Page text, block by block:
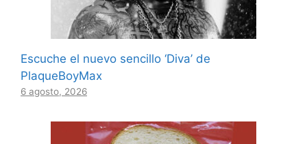
Escuche el nuevo sencillo ‘Diva’ de
PlaqueBoyMax
6 agosto, 2026